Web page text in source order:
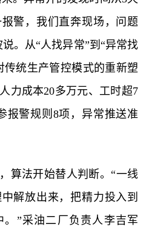
警，我们直奔现场，问题
。从“人找异常”到“异常找
传统生产管控模式的重新塑
力成本20多万元、工时超7
报警规则8项，异常推送准
算法开始替人判断。“一线
解放出来，把精力投入到
”采油二厂负责人李吉军